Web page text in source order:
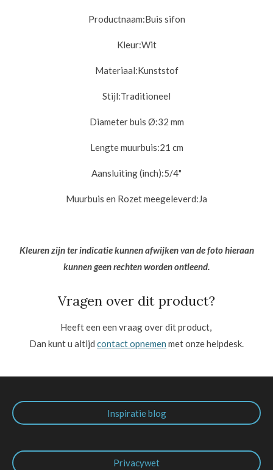
Productnaam:Buis sifon
Kleur:Wit
Materiaal:Kunststof
Stijl:Traditioneel
Diameter buis Ø:32 mm
Lengte muurbuis:21 cm
Aansluiting (inch):5/4"
Muurbuis en Rozet meegeleverd:Ja
Kleuren zijn ter indicatie kunnen afwijken van de foto hieraan
kunnen geen rechten worden ontleend.
Vragen over dit product?
Heeft een een vraag over dit product,
Dan kunt u altijd contact opnemen met onze helpdesk.
Inspiratie blog
Privacywet